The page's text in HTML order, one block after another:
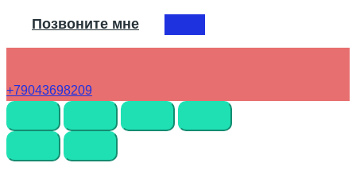
Позвоните мне
+79043698209